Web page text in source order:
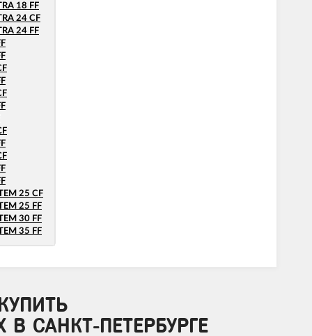
18 FF
24 CF
24 FF
25 CF
25 FF
30 FF
35 FF
В САНКТ-ПЕТЕРБУРГЕ